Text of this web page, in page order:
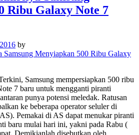
Ribu Galaxy Note 7
by
Samsung mempersiapkan 500 ribu
7 baru untuk mengganti piranti
punya potensi meledak. Ratusan
ke beberapa operator seluler di
Pemakai di AS dapat menukar piranti
baru mulai hari ini, yakni pada Rabu (
Demikianlah disebutkan oleh